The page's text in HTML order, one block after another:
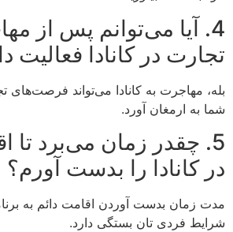
4. آیا می‌توانم پس از
تجارت در کانادا فعالیت
بله، مهاجرت به کانادا می‌تواند فرصت‌های
شما به ارمغان آورد.
5. چقدر زمان می‌برد تا
در کانادا را بدست آورم؟
مدت زمان بدست آوردن اقامت دائم به
شرایط فردی تان بستگی دارد.